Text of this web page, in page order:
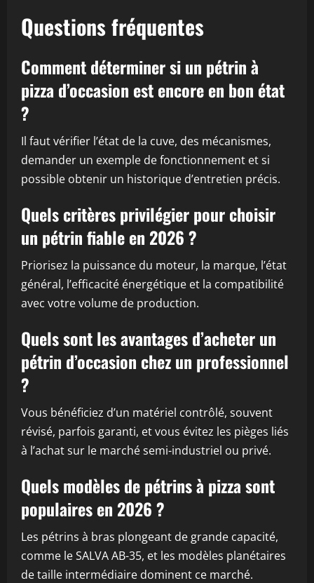
Questions fréquentes
Comment déterminer si un pétrin à
pizza d’occasion est encore en bon état
?
Il faut vérifier l’état de la cuve, des mécanismes,
demander un exemple de fonctionnement et si
possible obtenir un historique d’entretien précis.
Quels critères privilégier pour choisir
un pétrin fiable en 2026 ?
Priorisez la puissance du moteur, la marque, l’état
général, l’efficacité énergétique et la compatibilité
avec votre volume de production.
Quels sont les avantages d’acheter un
pétrin d’occasion chez un professionnel
?
Vous bénéficiez d’un matériel contrôlé, souvent
révisé, parfois garanti, et vous évitez les pièges liés
à l’achat sur le marché semi-industriel ou privé.
Quels modèles de pétrins à pizza sont
populaires en 2026 ?
Les pétrins à bras plongeant de grande capacité,
comme le SALVA AB-35, et les modèles planétaires
de taille intermédiaire dominent ce marché.